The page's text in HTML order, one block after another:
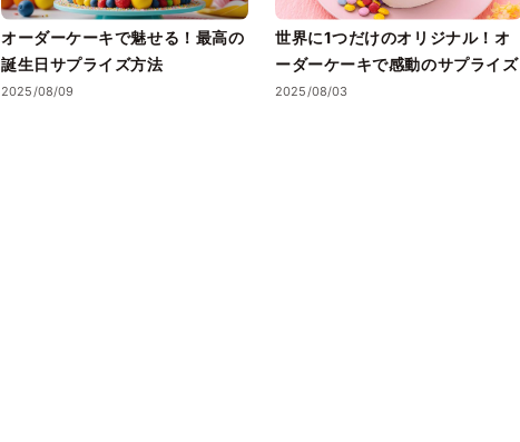
オーダーケーキで魅せる！最高の
誕生日サプライズ方法
2025/08/09
世界に1つだけのオリジナル！オ
ーダーケーキで感動のサプライズ
2025/08/03